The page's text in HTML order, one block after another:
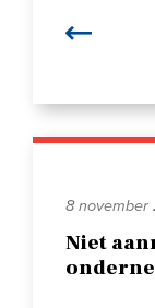
8 november
Niet